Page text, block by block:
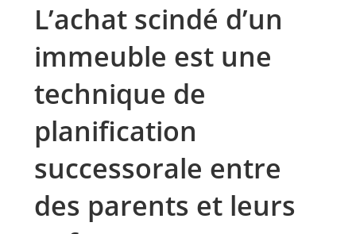
L’achat scindé d’un
immeuble est une
technique de
planification
successorale entre
des parents et leurs